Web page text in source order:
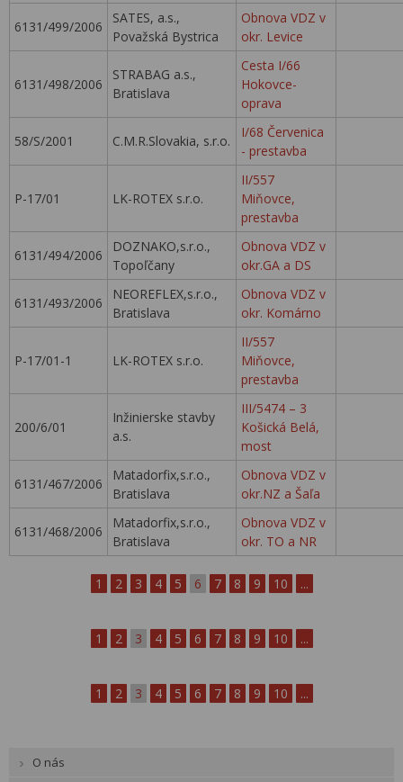
6131/499/2006
SATES, a.s.,
Považská Bystrica
Obnova VDZ v
okr. Levice
6131/498/2006
STRABAG a.s.,
Bratislava
Cesta I/66
Hokovce-
oprava
58/S/2001 C.M.R.Slovakia, s.r.o.
I/68 Červenica
- prestavba
P-17/01 LK-ROTEX s.r.o.
II/557
Miňovce,
prestavba
6131/494/2006
DOZNAKO,s.r.o.,
Topoľčany
Obnova VDZ v
okr.GA a DS
6131/493/2006
NEOREFLEX,s.r.o.,
Bratislava
Obnova VDZ v
okr. Komárno
P-17/01-1 LK-ROTEX s.r.o.
II/557
Miňovce,
prestavba
200/6/01
Inžinierske stavby
a.s.
III/5474 – 3
Košická Belá,
most
6131/467/2006
Matadorfix,s.r.o.,
Bratislava
Obnova VDZ v
okr.NZ a Šaľa
6131/468/2006
Matadorfix,s.r.o.,
Bratislava
Obnova VDZ v
okr. TO a NR
1 2 3 4 5 6 7 8 9 10 ...
1 2 3 4 5 6 7 8 9 10 ...
1 2 3 4 5 6 7 8 9 10 ...
O nás